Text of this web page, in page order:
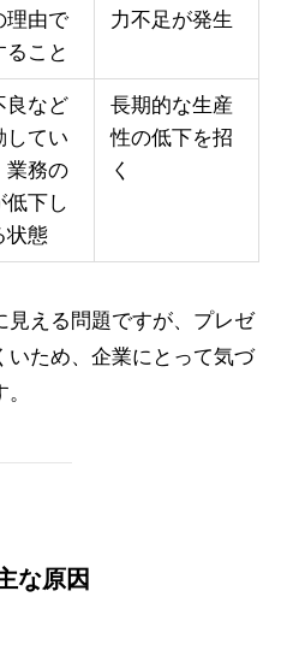
理由で
ること
力不足が発生
良など
してい
業務の
低下し
状態
長期的な生産
性の低下を招
く
見える問題ですが、プレゼ
いため、企業にとって気づ
な原因